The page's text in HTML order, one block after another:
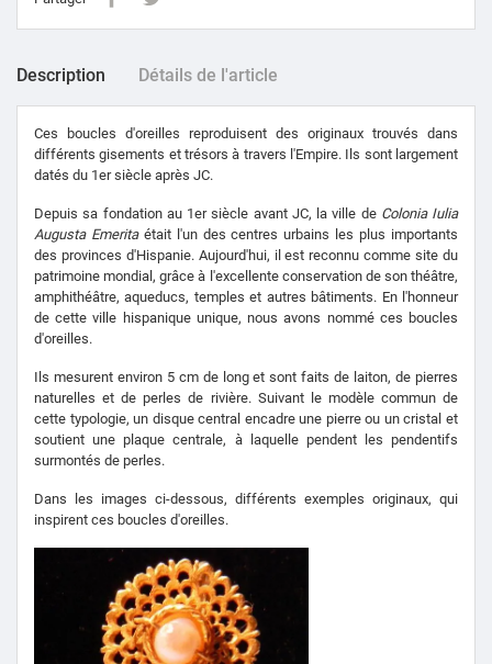
Description Détails de l'article
Ces boucles d'oreilles reproduisent des originaux trouvés dans
différents gisements et trésors à travers l'Empire. Ils sont largement
datés du 1er siècle après JC.
Depuis sa fondation au 1er siècle avant JC, la ville de Colonia Iulia
Augusta Emeritaétait l'un des centres urbains les plus importants
des provinces d'Hispanie. Aujourd'hui, il est reconnu comme site du
patrimoine mondial, grâce à l'excellente conservation de son théâtre,
amphithéâtre, aqueducs, temples et autres bâtiments. En l'honneur
de cette ville hispanique unique, nous avons nommé ces boucles
d'oreilles.
Ils mesurent environ 5 cm de long et sont faits de laiton, de pierres
naturelles et de perles de rivière. Suivant le modèle commun de
cette typologie, un disque central encadre une pierre ou un cristal et
soutient une plaque centrale, à laquelle pendent les pendentifs
surmontés de perles.
Dans les images ci-dessous, différents exemples originaux, qui
inspirent ces boucles d'oreilles.